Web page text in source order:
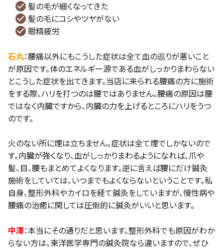
髪の毛が細くなってきた
髪の毛にコシやツヤがない
眼精疲労
石丸：腰痛以外にもこうした症状は全て血の巡りが悪いこと
が原因です。体のエネルギー源である血がしっかりまわらない
とこうした症状を出てきます。当店に来られる腰痛の方に施術
をする際、ハリを打つのは腰ではありません。腰痛の原因は腰
ではなく内臓ですから、内臓の力を上げるところにハリをうつ
のです。
火のない所に煙は立ちません。症状は全て煙でしかないので
す。内臓が強くなり、血がしっかりまわるようになれば、爪や
髪、目、腰もまとめてよくなります。逆に言えば腰にだけ鍼灸
施術をしていては、いつまでもよくならないということです。私
自身、整形外科やカイロを経て鍼灸をしていますが、慢性病や
腰痛の治癒に関しては圧倒的に鍼灸がいいと思います。
中澤：本当にその通りだと思います。整形外科でも原因がわか
らない方は、東洋医学専門の鍼灸院なら違いますので、ぜひ